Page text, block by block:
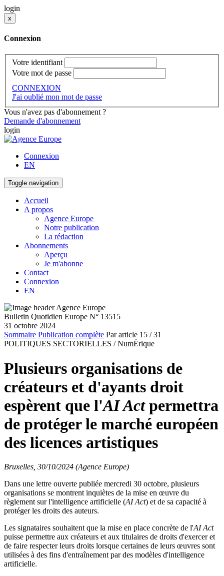
login
x
Connexion
Votre identifiant
Votre mot de passe
CONNEXION
J'ai oublié mon mot de passe
Vous n'avez pas d'abonnement ?
Demande d'abonnement
login
Connexion
EN
Toggle navigation
Accueil
A propos
Agence Europe
Notre publication
La rédaction
Abonnements
Aperçu
Je m'abonne
Contact
Connexion
EN
Bulletin Quotidien Europe N° 13515
31 octobre 2024
Sommaire Publication complète Par article 15 / 31
POLITIQUES SECTORIELLES / NumÉrique
Plusieurs organisations de
créateurs et d'ayants droit
espèrent que l'AI Actpermettra
de protéger le marché européen
des licences artistiques
Bruxelles, 30/10/2024 (Agence Europe)
Dans une lettre ouverte publiée mercredi 30 octobre, plusieurs
organisations se montrent inquiètes de la mise en œuvre du
règlement sur l'intelligence artificielle (AI Act) et de sa capacité à
protéger les droits des auteurs.
Les signataires souhaitent que la mise en place concrète de l'AI Act
puisse permettre aux créateurs et aux titulaires de droits d'exercer et
de faire respecter leurs droits lorsque certaines de leurs œuvres sont
utilisées à des fins d'entraînement par des modèles d'intelligence
artificielle.